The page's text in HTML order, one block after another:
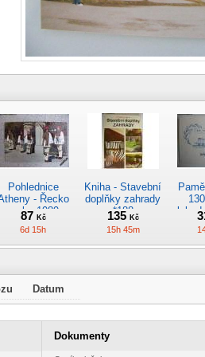
Pohlednice
- Řecko
z roku 1989.
Nová nepoužitá
*5019
87 Kč
6d 15h
Kniha - Stavební
doplňky zahrady
*188
135 Kč
15h 45m
kapesní
Pohlednice
motorového
Datum
Dokumenty